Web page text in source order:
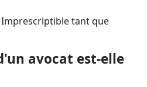
Imprescriptible tant que
avocat est-elle